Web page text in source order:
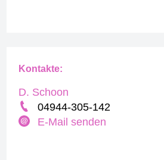
Kontakte:
D. Schoon
04944-305-142
E-Mail senden